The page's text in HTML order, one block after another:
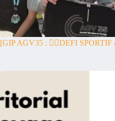
[GIP AGV35 : 🏃‍♀️DEFI